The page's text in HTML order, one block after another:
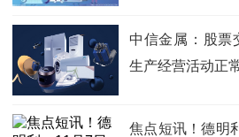
中信金属：股票
生产经营活动正
焦点短讯！德明